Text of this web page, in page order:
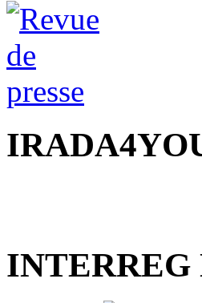
INTERREG